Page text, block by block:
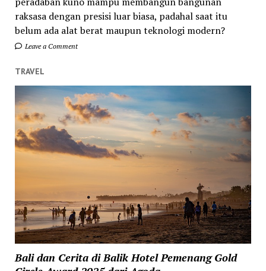
raksasa dengan presisi luar biasa, padahal saat itu
belum ada alat berat maupun teknologi modern?
Leave a Comment
TRAVEL
Bali dan Cerita di Balik Hotel Pemenang Gold